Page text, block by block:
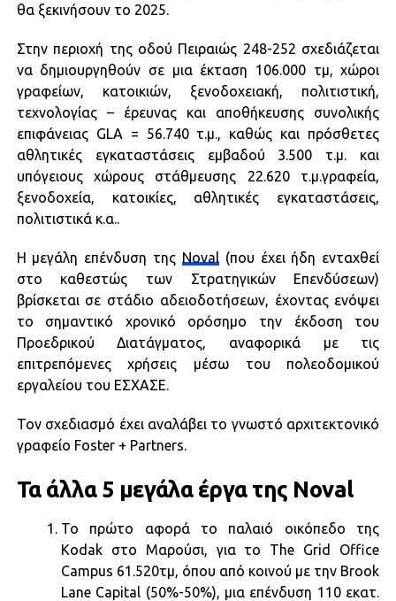
θα ξεκινήσουν το 2025.
Στην περιοχή της οδού Πειραιώς 248-252 σχεδιάζεται
να δημιουργηθούν σε μια έκταση 106.000 τμ, χώροι
γραφείων, κατοικιών, ξενοδοχειακή, πολιτιστική,
τεχνολογίας – έρευνας και αποθήκευσης συνολικής
επιφάνειας GLA = 56.740 τ.μ., καθώς και πρόσθετες
αθλητικές εγκαταστάσεις εμβαδού 3.500 τ.μ. και
υπόγειους χώρους στάθμευσης 22.620 τ.μ.γραφεία,
ξενοδοχεία, κατοικίες, αθλητικές εγκαταστάσεις,
πολιτιστικά κ.α..
Η μεγάλη επένδυση της Noval(που έχει ήδη ενταχθεί
στο καθεστώς των Στρατηγικών Επενδύσεων)
βρίσκεται σε στάδιο αδειοδοτήσεων, έχοντας ενόψει
το σημαντικό χρονικό ορόσημο την έκδοση του
Προεδρικού Διατάγματος, αναφορικά με τις
επιτρεπόμενες χρήσεις μέσω του πολεοδομικού
εργαλείου του ΕΣΧΑΣΕ.
Τον σχεδιασμό έχει αναλάβει το γνωστό αρχιτεκτονικό
γραφείο Foster + Partners.
Τα άλλα 5 μεγάλα έργα της Noval
To πρώτο αφορά το παλαιό οικόπεδο της
Kodak στο Μαρούσι, για το The Grid Office
Campus 61.520τμ, όπου από κοινού με την Brook
Lane Capital (50%-50%), μια επένδυση 110 εκατ.